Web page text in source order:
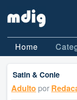
Home
Satin & Conie
Adulto por